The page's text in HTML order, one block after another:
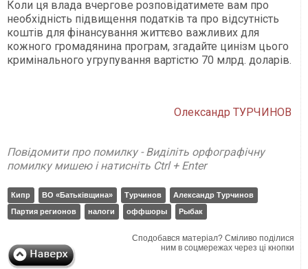
Коли ця влада вчергове розповідатимете вам про
необхідність підвищення податків та про відсутність
коштів для фінансування життєво важливих для
кожного громадянина програм, згадайте цинізм цього
кримінального угрупування вартістю 70 млрд. доларів.
Олександр ТУРЧИНОВ
Повідомити про помилку - Виділіть орфографічну
помилку мишею і натисніть Ctrl + Enter
Кипр ВО «Батьківщина» Турчинов
Александр Турчинов
Партия регионов
налоги оффшоры Рыбак
Сподобався матеріал? Сміливо поділися
ним в соцмережах через ці кнопки